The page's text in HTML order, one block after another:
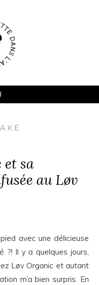
et sa
au Løv
avec une délicieuse
Il y a quelques jours,
Løv Organic et autant
m’a bien surpris. En